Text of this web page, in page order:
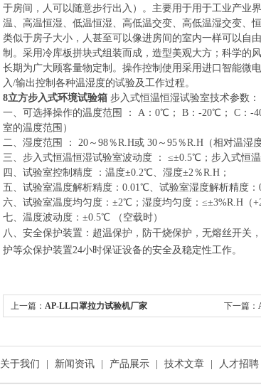
于房间，人可以随意步行出入）。主要用于用于工业产业
温、高温恒湿、低温恒湿、高低温交变、高低温湿交变、
类似于房子大小，人甚至可以像进房间的室内一样可以自
制。采用冷库板拼块式组装而成，造型美观大方；科学的
长期为广大顾客量物定制。操作控制使用采用进口智能微
入/输出控制各种温湿度的试验及工作过程。
8立方步入式环境试验箱 步入式恒温恒湿试验室技术参数：
一、可选择操作的温度范围
：
A：0℃； B：-20℃； C：-
室的温度范围）
二、湿度范围
：
20～98％R.H或 30～95％R.H（相对温湿
三、步入式恒温恒湿试验室波动度
：
≤±0.5℃；步入式恒
四、试验室控制精度
：温度±0.2℃、湿度±2％R.H；
五、试验室温度解析精度： 0.01℃、试验室湿度解析精度：
六、试验室温度均匀度： ±2℃；湿度均匀度：≤±3%R.H（
七、温度波动度： ±0.5℃ （空载时）
八、安全保护装置：超温保护，防干烧保护，无熔丝开关
护等众保护装置24小时保证设备的安全及稳定性工作。
上一篇： AP-LL口罩拉力试验机厂家 下一篇：
关于我们 新闻资讯 产品展示 技术文章 人才招聘